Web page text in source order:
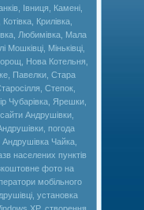
Івниця, Камені,
Крилівка,
Любимівка, Мала
Мошківці, Міньківці,
Нова Котельня,
Павелки, Стара
Степок,
Чубарівка, Ярешки,
Андрушівки,
Андрушівки, погода
Чайка,
населених пунктів
фото на
мобільного
установка